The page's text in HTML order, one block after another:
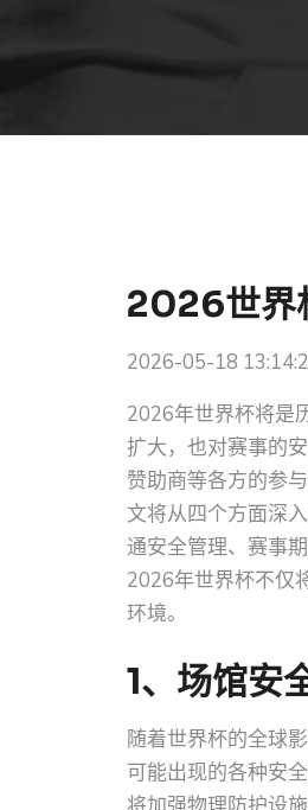
2026世界
2026-05-18
2026年世界杯将是
扩大，也对赛事的
赞助商等各方的参
文将从四个方面深
通安全管理、赛事
2026年世界杯不仅
环境。
1、场馆安
随着世界杯的全球
可能出现的各种安